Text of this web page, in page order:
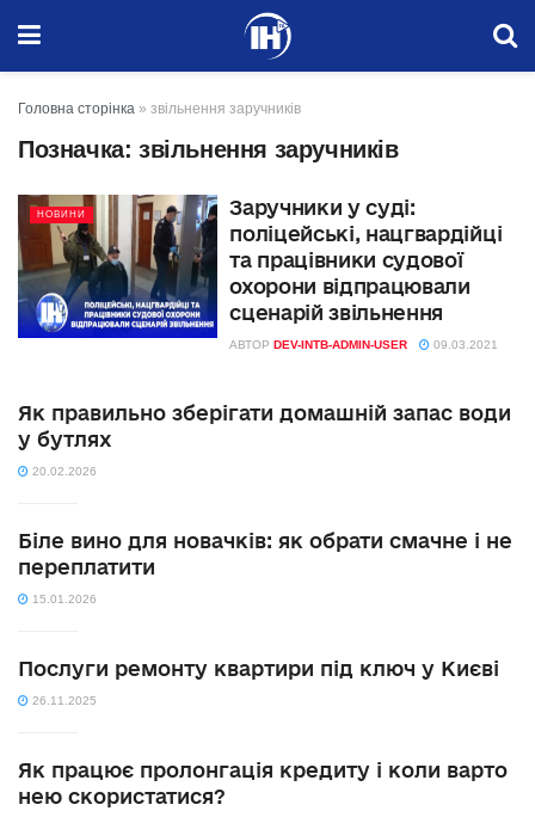
Головна сторінка » звільнення заручників
Позначка: звільнення заручників
НОВИНИ
Заручники у суді:
поліцейські, нацгвардійці
та працівники судової
охорони відпрацювали
сценарій звільнення
АВТОР DEV-INTB-ADMIN-USER 09.03.2021
Як правильно зберігати домашній запас води
у бутлях
20.02.2026
Біле вино для новачків: як обрати смачне і не
переплатити
15.01.2026
Послуги ремонту квартири під ключ у Києві
26.11.2025
Як працює пролонгація кредиту і коли варто
нею скористатися?